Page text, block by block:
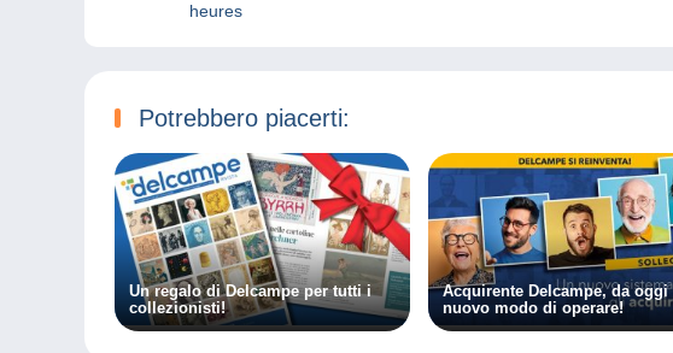
heures
Potrebbero piacerti:
Un regalo di Delcampe per tutti i
collezionisti!
Acquirente Delcampe, da oggi
nuovo modo di operare!